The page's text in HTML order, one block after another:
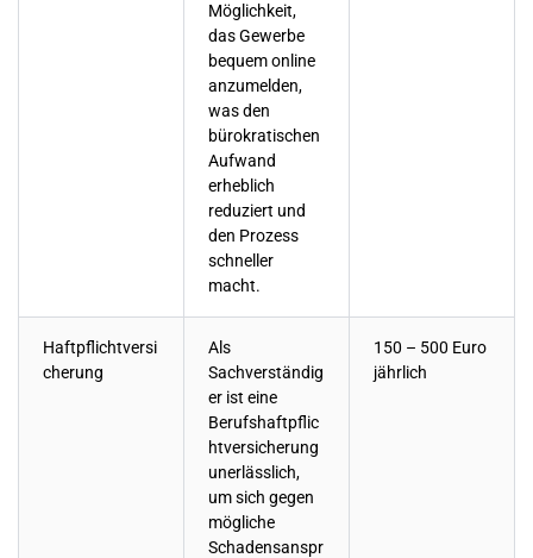
Möglichkeit,
das Gewerbe
bequem online
anzumelden,
was den
bürokratischen
Aufwand
erheblich
reduziert und
den Prozess
schneller
macht.
Haftpflichtversi
cherung
Als
Sachverständig
er ist eine
Berufshaftpflic
htversicherung
unerlässlich,
um sich gegen
mögliche
Schadensanspr
150 – 500 Euro
jährlich